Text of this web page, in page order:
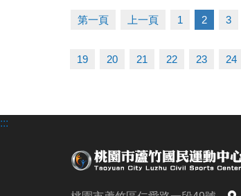
第一頁 上一頁 1 2 3
19 20 21 22 23 24
:::